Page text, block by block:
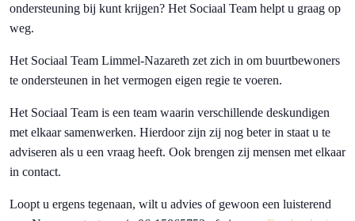
ondersteuning bij kunt krijgen? Het Sociaal Team helpt u graag op
weg.
Het Sociaal Team Limmel-Nazareth zet zich in om buurtbewoners
te ondersteunen in het vermogen eigen regie te voeren.
Het Sociaal Team is een team waarin verschillende deskundigen
met elkaar samenwerken. Hierdoor zijn zij nog beter in staat u te
adviseren als u een vraag heeft. Ook brengen zij mensen met elkaar
in contact.
Loopt u ergens tegenaan, wilt u advies of gewoon een luisterend